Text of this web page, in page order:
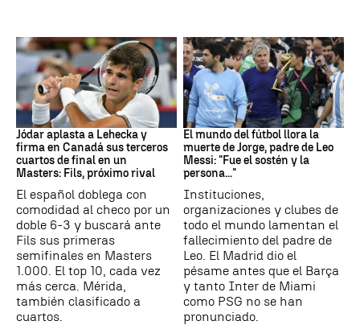
Canadá
Jódar aplasta a Lehecka y
firma en Canadá sus terceros
cuartos de final en un
Masters: Fils, próximo rival
El español doblega con
comodidad al checo por un
doble 6-3 y buscará ante
Fils sus primeras
semifinales en Masters
1.000. El top 10, cada vez
más cerca. Mérida,
también clasificado a
cuartos.
Leo Messi
El mundo del fútbol llora la
muerte de Jorge, padre de Leo
Messi: "Fue el sostén y la
persona..."
Instituciones,
organizaciones y clubes de
todo el mundo lamentan el
fallecimiento del padre de
Leo. El Madrid dio el
pésame antes que el Barça
y tanto Inter de Miami
como PSG no se han
pronunciado.